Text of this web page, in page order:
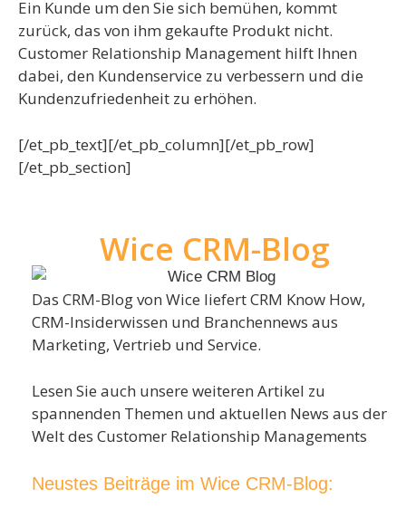
Ein Kunde um den Sie sich bemühen, kommt
zurück, das von ihm gekaufte Produkt nicht.
Customer Relationship Management hilft Ihnen
dabei, den Kundenservice zu verbessern und die
Kundenzufriedenheit zu erhöhen.
[/et_pb_text][/et_pb_column][/et_pb_row]
[/et_pb_section]
Wice CRM-Blog
Das CRM-Blog von Wice liefert CRM Know How,
CRM-Insiderwissen und Branchennews aus
Marketing, Vertrieb und Service.
Lesen Sie auch unsere weiteren Artikel zu
spannenden Themen und aktuellen News aus der
Welt des Customer Relationship Managements
Neustes Beiträge im Wice CRM-Blog: